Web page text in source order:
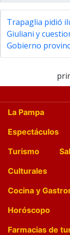
Trapaglia pidió
Giuliani y
Gobierno
La Pampa
Espectáculos
Turismo
Culturales
Cocina y
Horóscopo
Farmacias de